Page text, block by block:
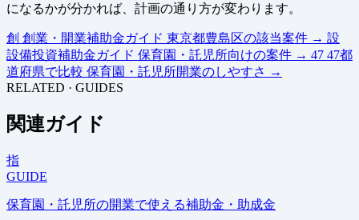
になるかが分かれば、計画の通り方が変わります。
創 創業・開業補助金ガイド 東京都豊島区の該当案件 → 設
設備投資補助金ガイド 保育園・託児所向けの案件 → 47 47都
道府県で比較 保育園・託児所開業のしやすさ →
RELATED · GUIDES
関連ガイド
指
GUIDE
保育園・託児所の開業で使える補助金・助成金